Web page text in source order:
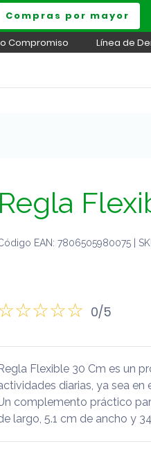
Compras por mayor
Compromiso Línea de
Regla
EAN: 7806505980075 |
0/5
Regla Flexible 30 Cm es un
diarias, ya sea
complemento práctico
largo, 5.1 cm de ancho y